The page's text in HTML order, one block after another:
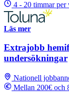
4 - 20 timmar per
Läs mer
Extrajobb
undersökningar
Nationell
Mellan 200€ och